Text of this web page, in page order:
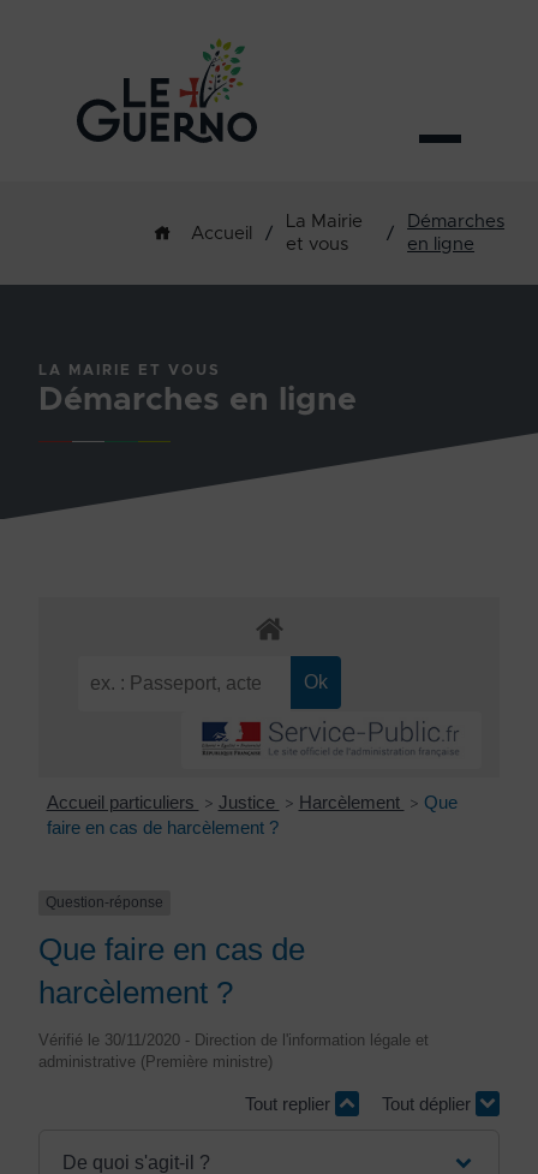
Accueil /
La Mairie
et vous
/
Démarches
en ligne
LA MAIRIE ET VOUS
Démarches en ligne
Accueil particuliers > Justice > Harcèlement > Que
faire en cas de harcèlement ?
Question-réponse
Que faire en cas de
harcèlement ?
Vérifié le 30/11/2020 - Direction de l'information légale et
administrative (Première ministre)
Tout replier Tout déplier
De quoi s'agit-il ?